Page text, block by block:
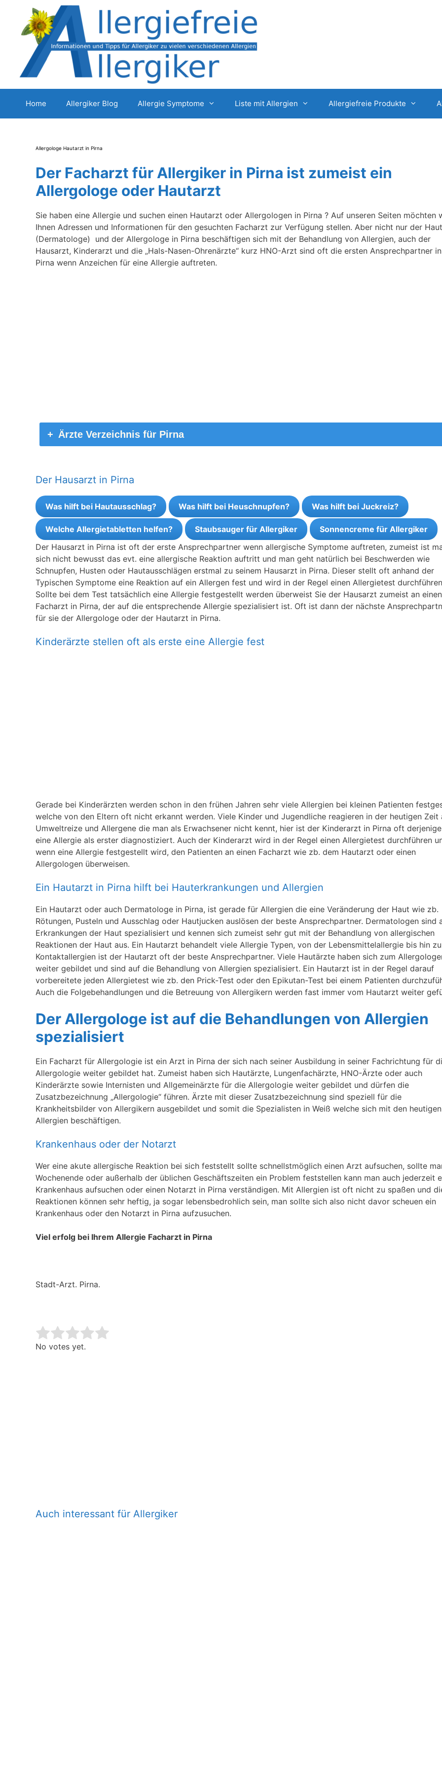
springen
Home Allergiker Blog Allergie Symptome Liste mit Allergien Allergiefreie Produkte
Allergologe Hautarzt in Pirna
Der Facharzt für Allergiker in Pirna ist zumeist ein
Allergologe oder Hautarzt
Sie haben eine Allergie und suchen einen Hautarzt oder Allergologen in Pirna ? Auf unseren Seiten möchten
Ihnen Adressen und Informationen für den gesuchten Facharzt zur Verfügung stellen. Aber nicht nur der
(Dermatologe) und der Allergologe in Pirna beschäftigen sich mit der Behandlung von Allergien, auch der
Hausarzt, Kinderarzt und die „Hals-Nasen-Ohrenärzte“ kurz HNO-Arzt sind oft die ersten Ansprechpartner in
Pirna wenn Anzeichen für eine Allergie auftreten.
Ärzte Verzeichnis für Pirna
Der Hausarzt in Pirna
Was hilft bei Hautausschlag? Was hilft bei Heuschnupfen? Was hilft bei Juckreiz?
Welche Allergietabletten helfen? Staubsauger für Allergiker
Sonnencreme für Allergiker
Der Hausarzt in Pirna ist oft der erste Ansprechpartner wenn allergische Symptome auftreten, zumeist ist
sich nicht bewusst das evt. eine allergische Reaktion auftritt und man geht natürlich bei Beschwerden wie
Schnupfen, Husten oder Hautausschlägen erstmal zu seinem Hausarzt in Pirna. Dieser stellt oft anhand der
Typischen Symptome eine Reaktion auf ein Allergen fest und wird in der Regel einen Allergietest
Sollte bei dem Test tatsächlich eine Allergie festgestellt werden überweist Sie der Hausarzt zumeist an einen
Facharzt in Pirna, der auf die entsprechende Allergie spezialisiert ist. Oft ist dann der nächste
für sie der Allergologe oder der Hautarzt in Pirna.
Kinderärzte stellen oft als erste eine Allergie fest
Gerade bei Kinderärzten werden schon in den frühen Jahren sehr viele Allergien bei kleinen Patienten
welche von den Eltern oft nicht erkannt werden. Viele Kinder und Jugendliche reagieren in der heutigen Zeit
Umweltreize und Allergene die man als Erwachsener nicht kennt, hier ist der Kinderarzt in Pirna oft
eine Allergie als erster diagnostiziert. Auch der Kinderarzt wird in der Regel einen Allergietest durchführen
wenn eine Allergie festgestellt wird, den Patienten an einen Facharzt wie zb. dem Hautarzt oder einen
Allergologen überweisen.
Ein Hautarzt in Pirna hilft bei Hauterkrankungen und Allergien
Ein Hautarzt oder auch Dermatologe in Pirna, ist gerade für Allergien die eine Veränderung der Haut wie zb.
Rötungen, Pusteln und Ausschlag oder Hautjucken auslösen der beste Ansprechpartner. Dermatologen sind
Erkrankungen der Haut spezialisiert und kennen sich zumeist sehr gut mit der Behandlung von allergischen
Reaktionen der Haut aus. Ein Hautarzt behandelt viele Allergie Typen, von der Lebensmittelallergie bis hin zu
Kontaktallergien ist der Hautarzt oft der beste Ansprechpartner. Viele Hautärzte haben sich zum
weiter gebildet und sind auf die Behandlung von Allergien spezialisiert. Ein Hautarzt ist in der Regel darauf
vorbereitete jeden Allergietest wie zb. den Prick-Test oder den Epikutan-Test bei einem Patienten
Auch die Folgebehandlungen und die Betreuung von Allergikern werden fast immer vom Hautarzt weiter
Der Allergologe ist auf die Behandlungen von Allergien
spezialisiert
Ein Facharzt für Allergologie ist ein Arzt in Pirna der sich nach seiner Ausbildung in seiner Fachrichtung für
Allergologie weiter gebildet hat. Zumeist haben sich Hautärzte, Lungenfachärzte, HNO-Ärzte oder auch
Kinderärzte sowie Internisten und Allgemeinärzte für die Allergologie weiter gebildet und dürfen die
Zusatzbezeichnung „Allergologie“ führen. Ärzte mit dieser Zusatzbezeichnung sind speziell für die
Krankheitsbilder von Allergikern ausgebildet und somit die Spezialisten in Weiß welche sich mit den heutigen
Allergien beschäftigen.
Krankenhaus oder der Notarzt
Wer eine akute allergische Reaktion bei sich feststellt sollte schnellstmöglich einen Arzt aufsuchen, sollte
Wochenende oder außerhalb der üblichen Geschäftszeiten ein Problem feststellen kann man auch jederzeit
Krankenhaus aufsuchen oder einen Notarzt in Pirna verständigen. Mit Allergien ist oft nicht zu spaßen und
Reaktionen können sehr heftig, ja sogar lebensbedrohlich sein, man sollte sich also nicht davor scheuen ein
Krankenhaus oder den Notarzt in Pirna aufzusuchen.
Viel erfolg bei Ihrem Allergie Facharzt in Pirna
Stadt-Arzt. Pirna.
Rate this item:
No votes yet.
Auch interessant für Allergiker